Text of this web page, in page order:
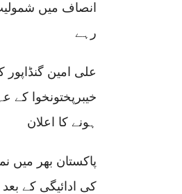
انصاف میں
رہے
علی امین گنڈاپور
خیبرپختونخوا
ہونے کا اعلان
پاکستان بھر میں
کی ادائیگی کے